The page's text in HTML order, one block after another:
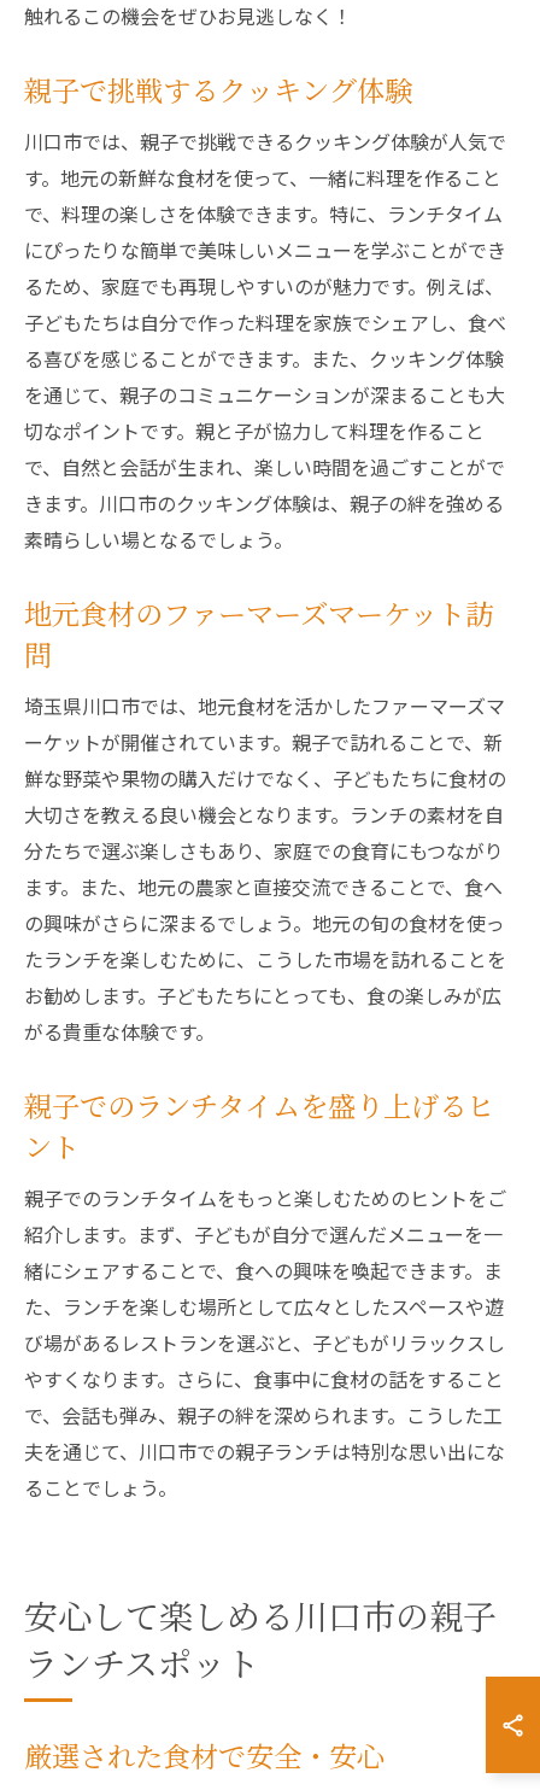
触れるこの機会をぜひお見逃しなく！
親子で挑戦するクッキング体験
川口市では、親子で挑戦できるクッキング体験が人気で
す。地元の新鮮な食材を使って、一緒に料理を作ること
で、料理の楽しさを体験できます。特に、ランチタイム
にぴったりな簡単で美味しいメニューを学ぶことができ
るため、家庭でも再現しやすいのが魅力です。例えば、
子どもたちは自分で作った料理を家族でシェアし、食べ
る喜びを感じることができます。また、クッキング体験
を通じて、親子のコミュニケーションが深まることも大
切なポイントです。親と子が協力して料理を作ること
で、自然と会話が生まれ、楽しい時間を過ごすことがで
きます。川口市のクッキング体験は、親子の絆を強める
素晴らしい場となるでしょう。
地元食材のファーマーズマーケット訪
問
埼玉県川口市では、地元食材を活かしたファーマーズマ
ーケットが開催されています。親子で訪れることで、新
鮮な野菜や果物の購入だけでなく、子どもたちに食材の
大切さを教える良い機会となります。ランチの素材を自
分たちで選ぶ楽しさもあり、家庭での食育にもつながり
ます。また、地元の農家と直接交流できることで、食へ
の興味がさらに深まるでしょう。地元の旬の食材を使っ
たランチを楽しむために、こうした市場を訪れることを
お勧めします。子どもたちにとっても、食の楽しみが広
がる貴重な体験です。
親子でのランチタイムを盛り上げるヒ
ント
親子でのランチタイムをもっと楽しむためのヒントをご
紹介します。まず、子どもが自分で選んだメニューを一
緒にシェアすることで、食への興味を喚起できます。ま
た、ランチを楽しむ場所として広々としたスペースや遊
び場があるレストランを選ぶと、子どもがリラックスし
やすくなります。さらに、食事中に食材の話をすること
で、会話も弾み、親子の絆を深められます。こうした工
夫を通じて、川口市での親子ランチは特別な思い出にな
ることでしょう。
安心して楽しめる川口市の親子
ランチスポット
厳選された食材で安全・安心